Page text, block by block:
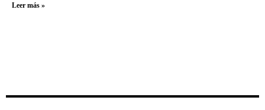
Leer más »